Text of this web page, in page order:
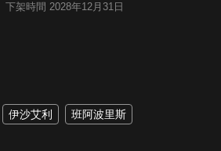
下架時間 2028年12月31日
伊沙艾利 班阿波里斯